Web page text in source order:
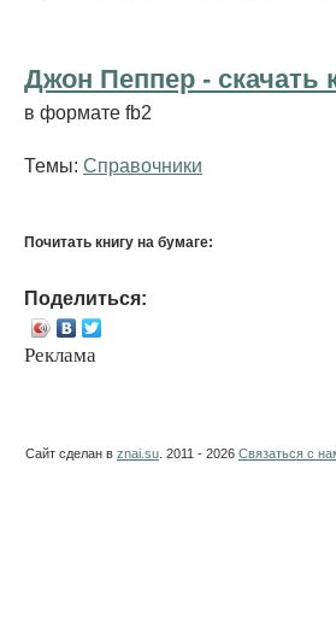
Джон Пеппер - cкачать
в формате fb2
Темы: Справочники
Почитать книгу на бумаге:
Поделиться:
Реклама
Сайт сделан в znai.su . 2011 - 2026 Связаться с